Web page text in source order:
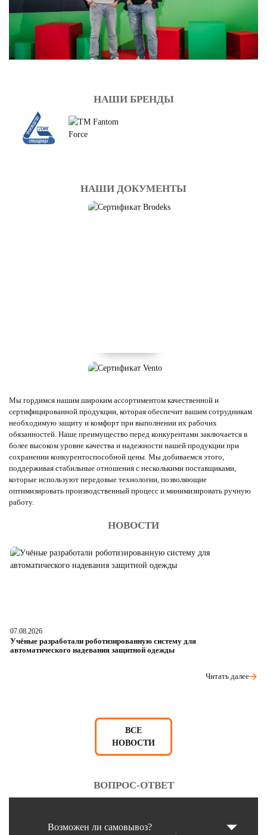
НАШИ БРЕНДЫ
НАШИ ДОКУМЕНТЫ
Мы гордимся нашим широким ассортиментом качественной и
сертифицированной продукции, которая обеспечит вашим сотрудникам
необходимую защиту и комфорт при выполнении их рабочих
обязанностей. Наше преимущество перед конкурентами заключается в
более высоком уровне качества и надежности нашей продукции при
сохранении конкурентоспособной цены. Мы добиваемся этого,
поддерживая стабильные отношения с несколькими поставщиками,
которые используют передовые технологии, позволяющие
оптимизировать производственный процесс и минимизировать ручную
работу.
НОВОСТИ
07.08.2026
Учёные разработали роботизированную систему для
автоматического надевания защитной одежды
Читать далее
ВСЕ
НОВОСТИ
ВОПРОС-ОТВЕТ
Возможен ли самовывоз?